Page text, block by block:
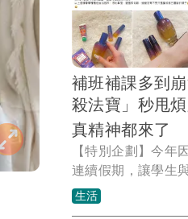
想聰明省錢，最划
購物節下手！一名
平台大打折扣戰時
格入手一只黑色
整整近萬元，相當
費，讓她直呼「買
感！！！」
補班補課多到
殺法寶」秒甩
真精神都來了
【特別企劃】今年
連續假期，讓學生
續哀嚎補班補課日
網路話題。近來電
生活